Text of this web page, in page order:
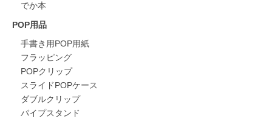
でか本
POP用品
手書き用POP用紙
フラッピング
POPクリップ
スライドPOPケース
ダブルクリップ
パイプスタンド